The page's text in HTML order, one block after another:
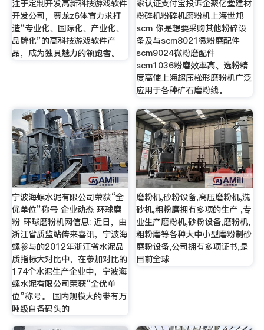
注于定制开发高新科技游戏软件
开发公司，尊龙z6体育力求打
造“专业化、国际化、产业化、
品牌化”的高科技游戏软件产
品，成为独具魅力的领跑者。
家认证支付宝投诉企聚亿堂建材
粉碎机粉碎机磨粉机上海世邦
scm 你是想要采购其他粉碎设
备及与scm8021微粉磨配件
scm9024微粉磨配件
scm1036粉磨效率高、选粉精
度高使上海超压梯形磨粉机广泛
应用于各种矿石磨粉线。
宁波海螺水泥有限公司荣获“全
优单位”称号 企业动态 环球磨
粉 环球磨粉机网信息: 近日，由
浙江省质监站传来喜讯，宁波海
螺参与的2012年浙江省水泥品
质指标大对比中，在参加对比的
174个水泥生产企业中，宁波海
螺水泥有限公司荣获“全优单
位”称号。 国内规模大的带有万
吨级自备码头的
磨粉机,砂粉设备,高压磨粉机,洗
砂机,粗粉磨拥有多项的生产 ,专
业生产磨粉机,砂粉设备,磨粉机,
粗粉磨等各种大中小型磨粉制砂
磨粉设备,公司拥有多项证书,是
目前全球